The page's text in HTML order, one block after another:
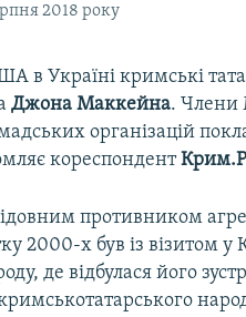
2018 року
в Україні кримські
Джона Маккейна. Члени
організацій
кореспондент
противником
2000-х був із візитом у
де відбулася його